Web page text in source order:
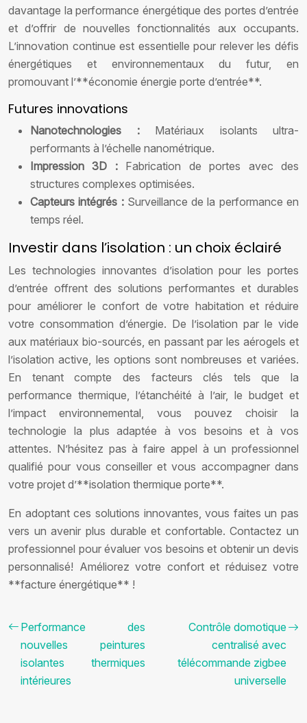
davantage la performance énergétique des portes d’entrée
et d’offrir de nouvelles fonctionnalités aux occupants.
L’innovation continue est essentielle pour relever les défis
énergétiques et environnementaux du futur, en
promouvant l’**économie énergie porte d’entrée**.
Futures innovations
Nanotechnologies : Matériaux isolants ultra-
performants à l’échelle nanométrique.
Impression 3D : Fabrication de portes avec des
structures complexes optimisées.
Capteurs intégrés : Surveillance de la performance en
temps réel.
Investir dans l’isolation : un choix éclairé
Les technologies innovantes d’isolation pour les portes
d’entrée offrent des solutions performantes et durables
pour améliorer le confort de votre habitation et réduire
votre consommation d’énergie. De l’isolation par le vide
aux matériaux bio-sourcés, en passant par les aérogels et
l’isolation active, les options sont nombreuses et variées.
En tenant compte des facteurs clés tels que la
performance thermique, l’étanchéité à l’air, le budget et
l’impact environnemental, vous pouvez choisir la
technologie la plus adaptée à vos besoins et à vos
attentes. N’hésitez pas à faire appel à un professionnel
qualifié pour vous conseiller et vous accompagner dans
votre projet d’**isolation thermique porte**.
En adoptant ces solutions innovantes, vous faites un pas
vers un avenir plus durable et confortable. Contactez un
professionnel pour évaluer vos besoins et obtenir un devis
personnalisé! Améliorez votre confort et réduisez votre
**facture énergétique** !
Performance des
nouvelles peintures
isolantes thermiques
intérieures
Contrôle domotique
centralisé avec
télécommande zigbee
universelle